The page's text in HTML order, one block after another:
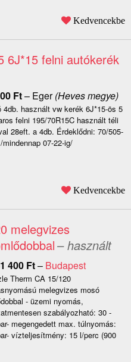
Kedvencekbe
6J*15 felni autókerék
Ft– Eger(Heves megye)
4db. használt vw kerék 6J*15-ös 5
felni 195/70R15C használt téli
28eft. a 4db. Érdeklődni: 70/505-
mindennap 07-22-ig/
Kedvencekbe
melegvizes
– használt
400 Ft– Budapest
Therm CA 15/120
melegvizes mosó
- üzemi nyomás,
szabályozható: 30 -
megengedett max. túlnyomás:
vízteljesítmény: 15 l/perc (900